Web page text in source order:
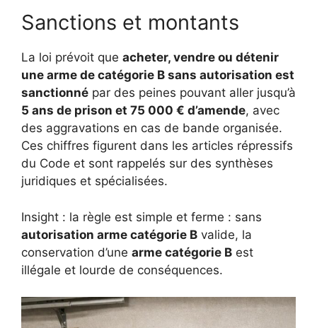
Sanctions et montants
La loi prévoit que acheter, vendre ou détenir
une arme de catégorie B sans autorisation est
sanctionné par des peines pouvant aller jusqu’à
5 ans de prison et 75 000 € d’amende, avec
des aggravations en cas de bande organisée.
Ces chiffres figurent dans les articles répressifs
du Code et sont rappelés sur des synthèses
juridiques et spécialisées.
Insight : la règle est simple et ferme : sans
autorisation arme catégorie B valide, la
conservation d’une arme catégorie B est
illégale et lourde de conséquences.